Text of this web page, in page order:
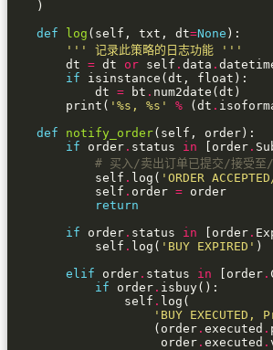
def
log (self, txt, dt=None
''' 记录此策略的日志功能 '''
        dt
= dt or self . data .
if
            dt
= bt .
        print(
' %s , %s ' % (dt .
def
notify_order
if order . status in [order .
# 买入/卖出订单已提交/接受
            self
. log( 'ORDER
            self
. order =
return
if order . status in [order .
            self
. log( 'BUY EXPIRED'
elif order . status in [order .
if order .
                self
.
'BUY EXECUTED,
                    (order
. executed .
                     order
. executed .